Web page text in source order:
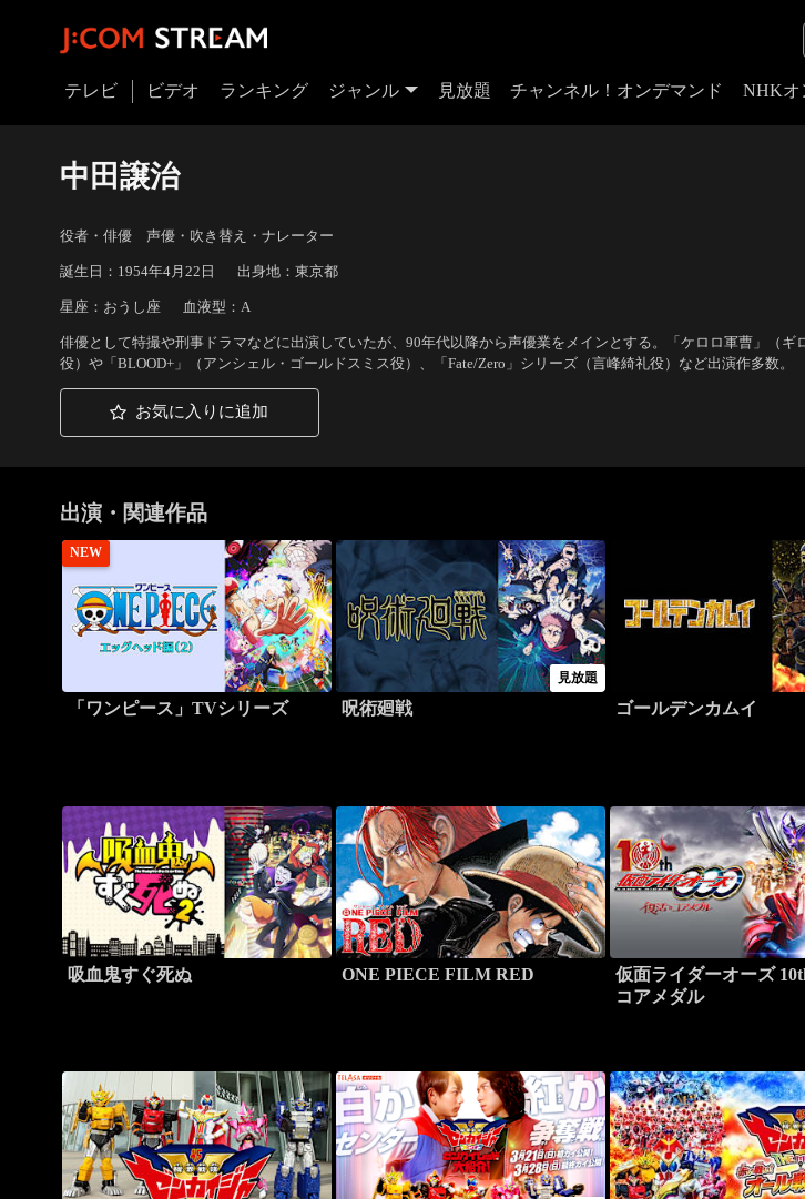
テレビ ビデオ ランキング ジャンル 見放題 チャンネル！オンデマンド NHKオ
中田譲治
役者・俳優 声優・吹き替え・ナレーター
誕生日：1954年4月22日 出身地：東京都
星座：おうし座 血液型：A
俳優として特撮や刑事ドラマなどに出演していたが、90年代以降から声優業をメインとする。「ケロロ軍曹」（ギ
役）や「BLOOD+」（アンシェル・ゴールドスミス役）、「Fate/Zero」シリーズ（言峰綺礼役）など出演作多数。
お気に入りに追加
出演・関連作品
NEW
「ワンピース」TVシリーズ
見放題
呪術廻戦 ゴールデンカムイ
吸血鬼すぐ死ぬ ONE PIECE FILM RED
仮面ライダーオーズ
コアメダル